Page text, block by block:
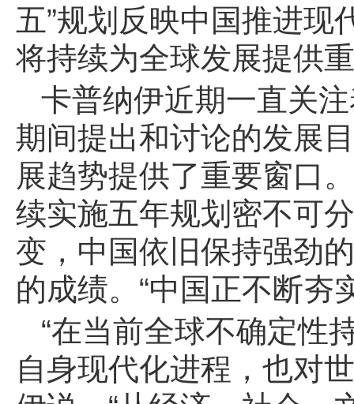
五”规划反映中国推进现
将持续为全球发展提供
卡普纳伊近期一直关
期间提出和讨论的发展
展趋势提供了重要窗口
续实施五年规划密不可
变，中国依旧保持强劲
的成绩。“中国正不断夯
“在当前全球不确定性
自身现代化进程，也对